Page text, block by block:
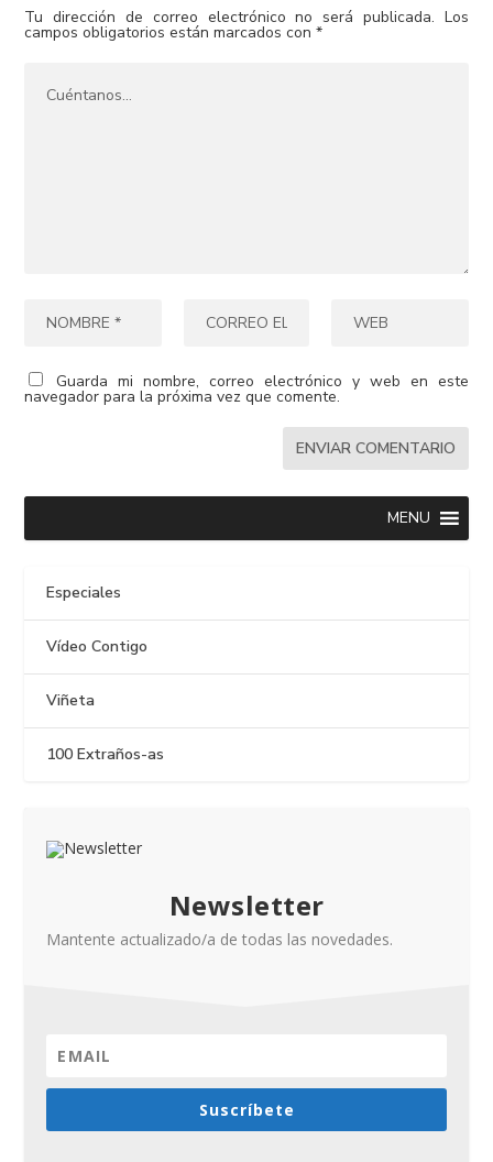
Tu dirección de correo electrónico no será publicada. Los
campos obligatorios están marcados con*
Guarda mi nombre, correo electrónico y web en este
navegador para la próxima vez que comente.
MENU
Especiales
Vídeo Contigo
Viñeta
100 Extraños-as
Newsletter
Mantente actualizado/a de todas las novedades.
Suscríbete